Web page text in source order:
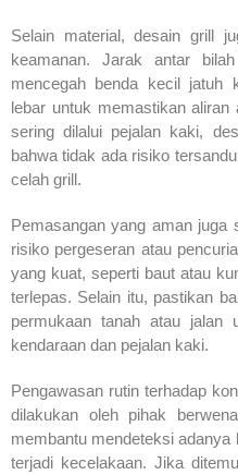
Selain material, desain grill
keamanan. Jarak antar
mencegah benda kecil jatuh
lebar untuk memastikan
sering dilalui pejalan kaki,
bahwa tidak ada risiko
celah grill.
Pemasangan yang aman juga
risiko pergeseran atau
yang kuat, seperti baut atau
terlepas. Selain itu, pastikan
permukaan tanah atau jalan
kendaraan dan pejalan kaki.
Pengawasan rutin terhadap
dilakukan oleh pihak
membantu mendeteksi
terjadi kecelakaan. Jika